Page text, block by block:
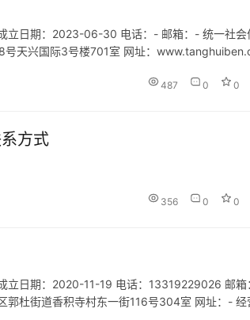
立日期：2023-06-30 电话：- 邮箱：- 统一社会
天兴国际3号楼701室 网址：
487 0 0
方式
356 0 0
立日期：2020-11-19 电话：13319229026 邮箱
杜街道香积寺村东一街116号304室 网址：- 经